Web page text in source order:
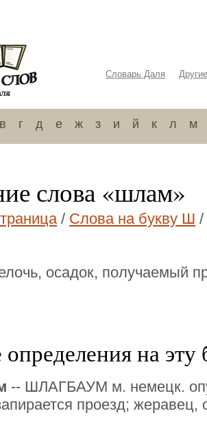
Словарь Даля
в г д е ж з и й к л м
слова «шлам»
/ Слова на букву Ш
осадок, получаемый
на эту
-- ШЛАГБАУМ м. немецк.
проезд; жеравец,